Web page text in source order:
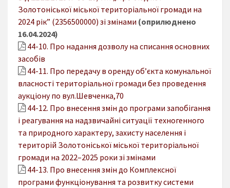
Золотоніської міської територіальної громади на
2024 рік” (2356500000) зі змінами (оприлюднено
16.04.2024)
44-10. Про надання дозволу на списання основних
засобів
44-11. Про передачу в оренду об’єкта комунальної
власності територіальної громади без проведення
аукціону по вул.Шевченка,70
44-12. Про внесення змін до програми запобігання
і реагування на надзвичайні ситуації техногенного
та природного характеру, захисту населення і
територій Золотоніської міської територіальної
громади на 2022–2025 роки зі змінами
44-13. Про внесення змін до Комплексної
програми функціонування та розвитку системи